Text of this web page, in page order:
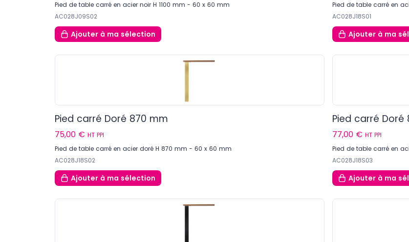
Pied de table carré en acier noir H 1100 mm - 60 x 60 mm
AC028J09S02
Ajouter à ma sélection
Pied de table carré en
AC028J18S01
Ajouter à ma
Pied carré Doré 870 mm
75,00 € HT PPI
Pied de table carré en acier doré H 870 mm - 60 x 60 mm
AC028J18S02
Ajouter à ma sélection
Pied carré Doré
77,00 € HT PPI
Pied de table carré en
AC028J18S03
Ajouter à ma